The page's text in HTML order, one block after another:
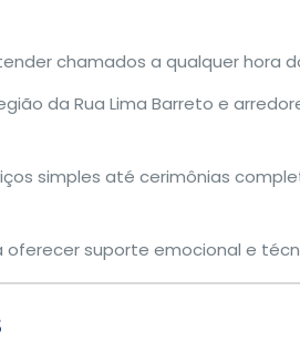
chamados a qualquer hora
da Rua Lima Barreto e
simples até cerimônias
oferecer suporte emocional e